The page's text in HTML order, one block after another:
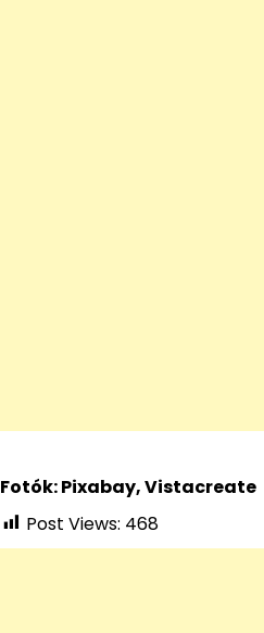
Fotók: Pixabay, Vistacreate
Post Views: 468